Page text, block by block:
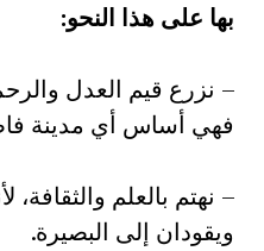
بها على هذا النحو:
– نزرع قيم العدل
فهي أساس أي مدينة
– نهتم بالعلم والثقافة،
ويقودان إلى البصيرة.